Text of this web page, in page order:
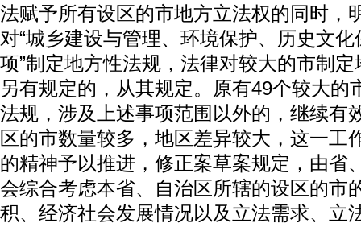
法赋予所有设区的市地方立法权的同时，
对“城乡建设与管理、环境保护、历史文
项”制定地方性法规，法律对较大的市制
另有规定的，从其规定。原有49个较大的
法规，涉及上述事项范围以外的，继续有
区的市数量较多，地区差异较大，这一工
的精神予以推进，修正案草案规定，由省
会综合考虑本省、自治区所辖的设区的市
积、经济社会发展情况以及立法需求、立